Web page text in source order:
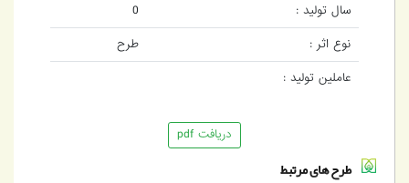
سال تولید :
نوع اثر :
طرح
عاملین تولید :
دریافت pdf
طرح های مرتبط